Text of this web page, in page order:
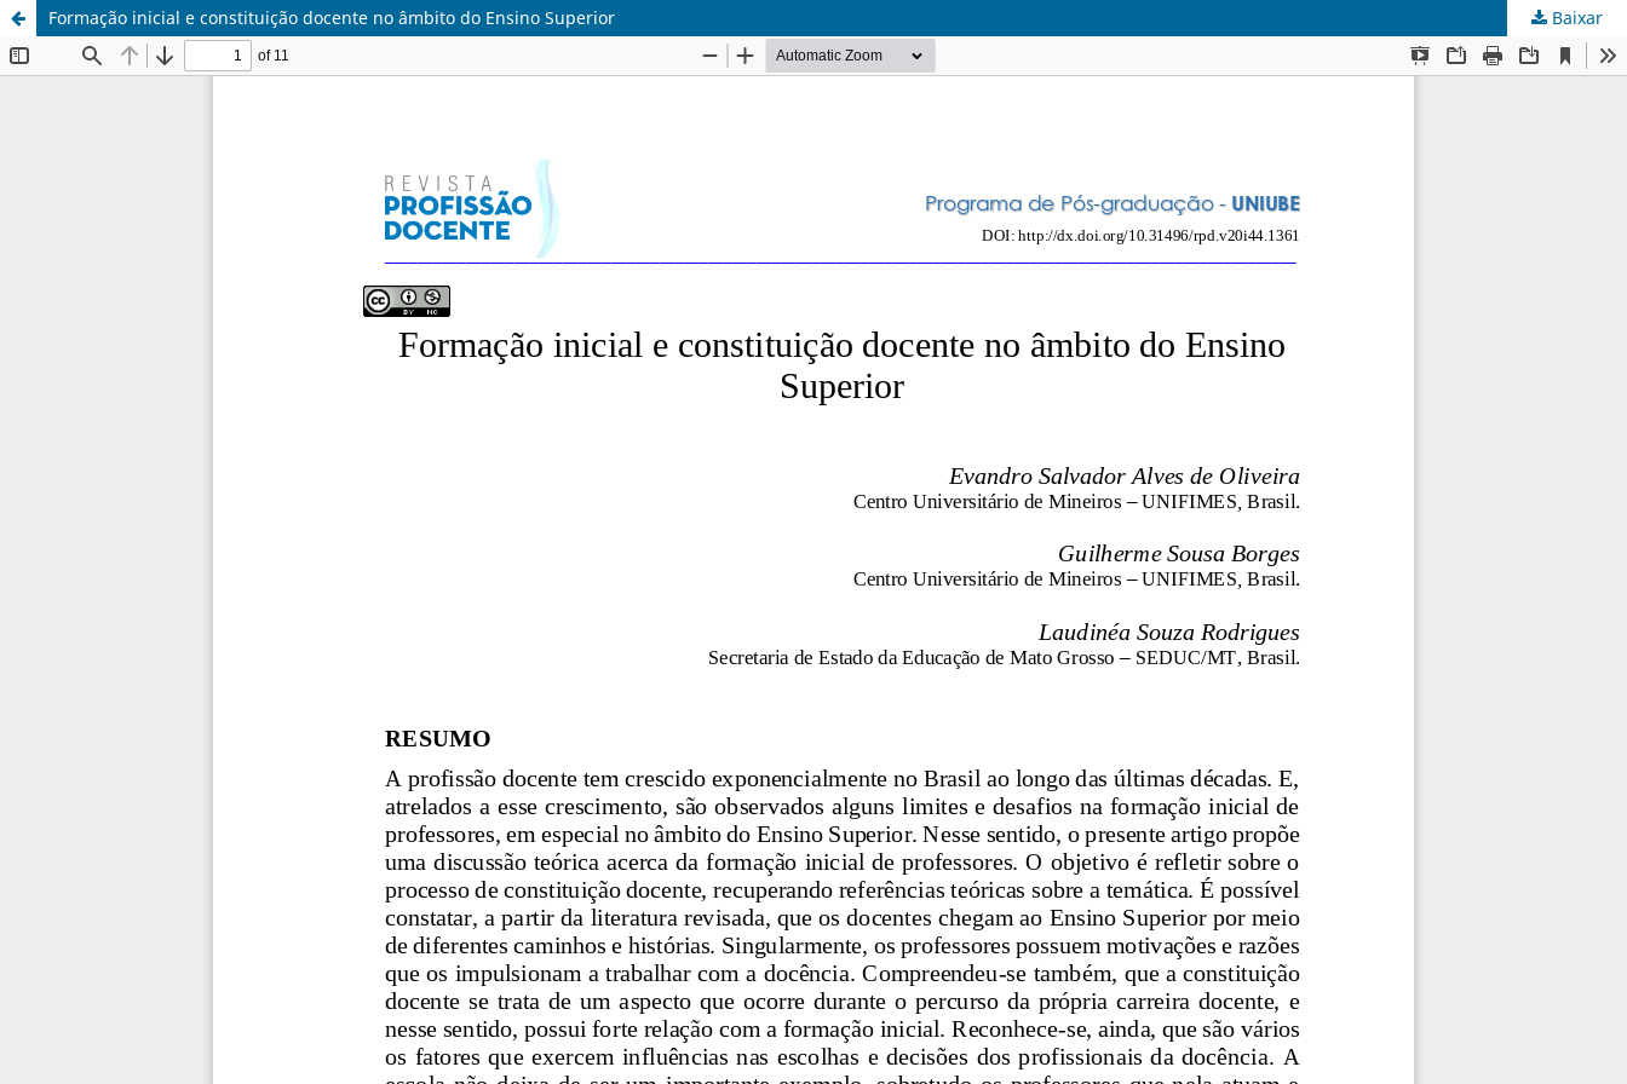
Formação inicial e constituição docente no âmbito do Ensino Superior Baixar